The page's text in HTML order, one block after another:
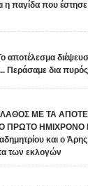
η παγίδα που έστησε
αποτέλεσμα
Περάσαμε δια πυρός
ΛΑΘΟΣ ΜΕ ΤΑ
ΠΡΩΤΟ ΗΜΙΧΡΟΝΟ
και ο
των εκλογών